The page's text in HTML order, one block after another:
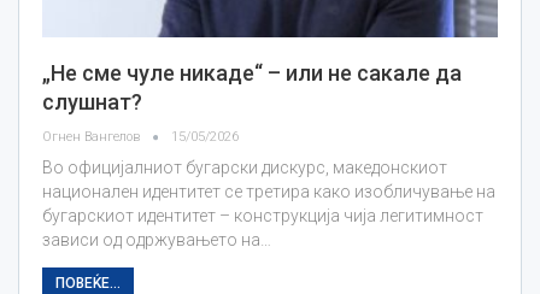
„Не сме чуле никаде“ – или не сакале да
слушнат?
Огнен Вангелов 15/05/2026
Во официјалниот бугарски дискурс, македонскиот
национален идентитет се третира како изобличување на
бугарскиот идентитет – конструкција чија легитимност
зависи од одржувањето на…
ПОВЕЌЕ...